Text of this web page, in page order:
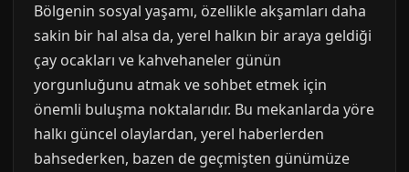
Bölgenin sosyal yaşamı, özellikle akşamları daha
sakin bir hal alsa da, yerel halkın bir araya geldiği
çay ocakları ve kahvehaneler günün
yorgunluğunu atmak ve sohbet etmek için
önemli buluşma noktalarıdır. Bu mekanlarda yöre
halkı güncel olaylardan, yerel haberlerden
bahsederken, bazen de geçmişten günümüze